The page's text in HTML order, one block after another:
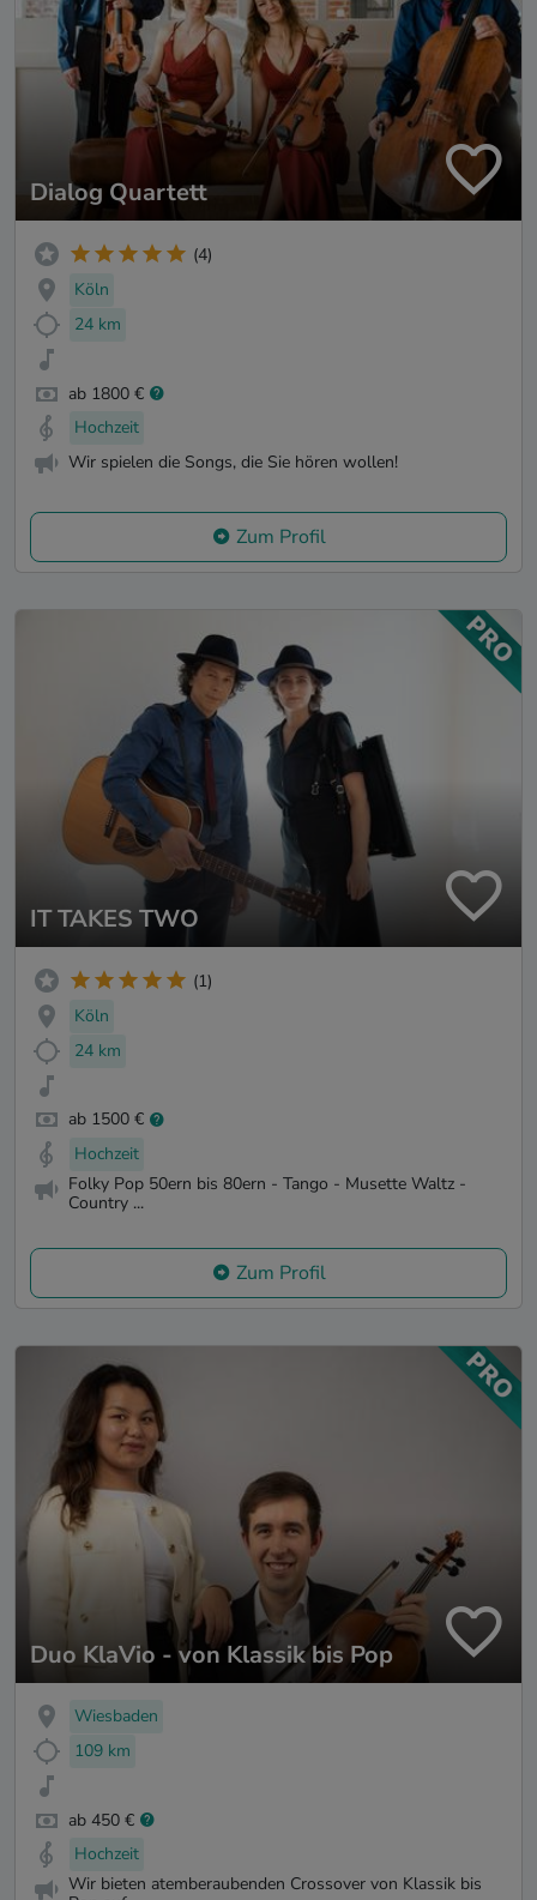
Dialog Quartett
(4)
Köln
24 km
ab 1800 €
Hochzeit
Wir spielen die Songs, die Sie hören wollen!
Zum Profil
IT TAKES TWO
(1)
Köln
24 km
ab 1500 €
Hochzeit
Folky Pop 50ern bis 80ern - Tango - Musette Waltz -
Country ...
Zum Profil
Duo KlaVio - von Klassik bis Pop
Wiesbaden
109 km
ab 450 €
Hochzeit
Wir bieten atemberaubenden Crossover von Klassik bis